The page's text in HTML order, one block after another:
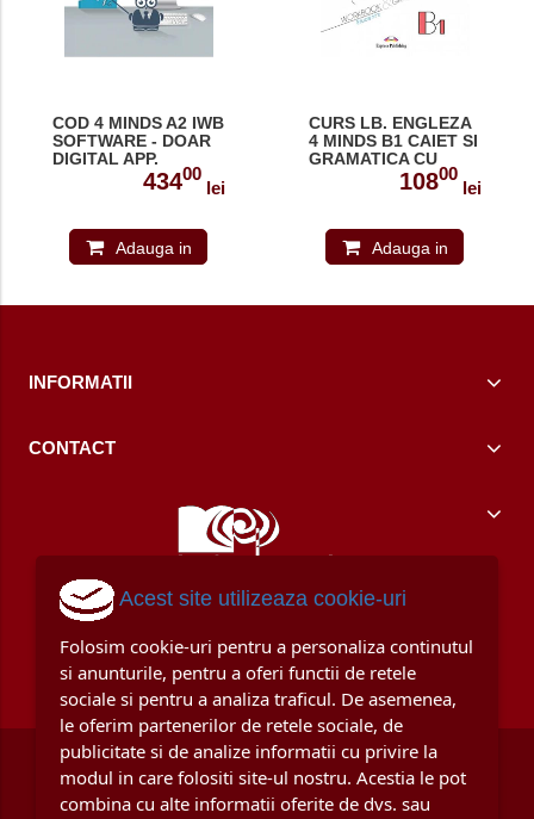
COD 4 MINDS A2 IWB
SOFTWARE - DOAR
DIGITAL APP.
43400
lei
Adauga in
CURS LB. ENGLEZA
4 MINDS B1 CAIET SI
GRAMATICA CU
DIGIBOOK APP.
10800
lei
Adauga in
INFORMATII
CONTACT
Acest site utilizeaza cookie-uri
Folosim cookie-uri pentru a personaliza continutul
si anunturile, pentru a oferi functii de retele
sociale si pentru a analiza traficul. De asemenea,
le oferim partenerilor de retele sociale, de
publicitate si de analize informatii cu privire la
modul in care folositi site-ul nostru. Acestia le pot
combina cu alte informatii oferite de dvs. sau